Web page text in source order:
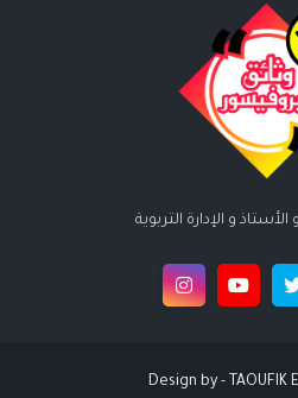
و الإدارة التربوية
Design by - TAOUFIK